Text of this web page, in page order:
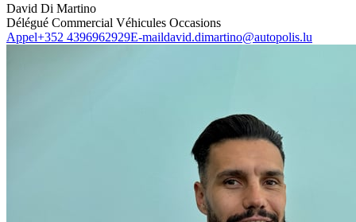
David Di Martino
Délégué Commercial Véhicules Occasions
Appel+352 4396962929E-maildavid.dimartino@autopolis.lu